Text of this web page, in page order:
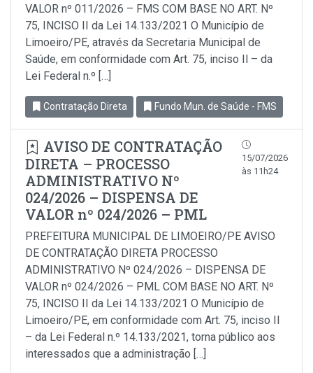
VALOR nº 011/2026 – FMS COM BASE NO ART. Nº
75, INCISO II da Lei 14.133/2021 O Município de
Limoeiro/PE, através da Secretaria Municipal de
Saúde, em conformidade com Art. 75, inciso Il – da
Lei Federal n.º […]
Contratação Direta Fundo Mun. de Saúde - FMS
AVISO DE CONTRATAÇÃO
DIRETA – PROCESSO
ADMINISTRATIVO Nº
024/2026 – DISPENSA DE
VALOR nº 024/2026 – PML
15/07/2026
às 11h24
PREFEITURA MUNICIPAL DE LIMOEIRO/PE AVISO
DE CONTRATAÇÃO DIRETA PROCESSO
ADMINISTRATIVO Nº 024/2026 – DISPENSA DE
VALOR nº 024/2026 – PML COM BASE NO ART. Nº
75, INCISO II da Lei 14.133/2021 O Município de
Limoeiro/PE, em conformidade com Art. 75, inciso Il
– da Lei Federal n.º 14.133/2021, torna público aos
interessados que a administração […]